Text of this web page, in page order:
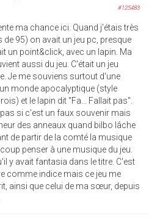
#125483
ma chance ici. Quand j'étais très
de 95) on avait un jeu pc, presque
un point&click, avec un lapin. Ma
aussi du jeu. C'était un jeu
Je me souviens surtout d'une
monde apocalyptique (style
et le lapin dit "Fa... Fallait pas".
si c'est un faux souvenir mais
des anneaux quand bilbo lâche
de partir de la comté la musique
penser à une musique du jeu.
y avait fantasia dans le titre. C'est
comme indice mais ce jeu me
ainsi que celui de ma sœur, depuis